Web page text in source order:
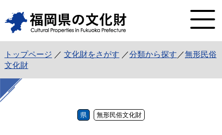
トップページ ／ 文化財をさがす ／分類から探す ／無形民俗
文化財
県 無形民俗文化財